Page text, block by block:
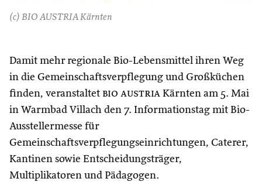
(c) BIO AUSTRIA Kärnten
Damit mehr regionale Bio-Lebensmittel ihren Weg
in die Gemeinschaftsverpflegung und Großküchen
finden, veranstaltet bio austria Kärnten am 5. Mai
in Warmbad Villach den 7. Informationstag mit Bio-
Ausstellermesse für
Gemeinschaftsverpflegungseinrichtungen, Caterer,
Kantinen sowie Entscheidungsträger,
Multiplikatoren und Pädagogen.